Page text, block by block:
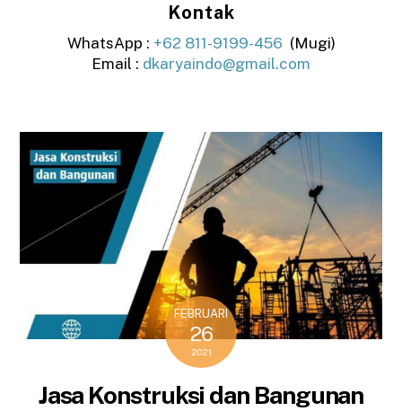
Kontak
WhatsApp : +62 811-9199-456 (Mugi)
Email : dkaryaindo@gmail.com
FEBRUARI
26
2021
Jasa Konstruksi dan Bangunan